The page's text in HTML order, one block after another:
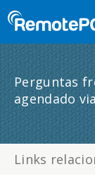
Perguntas
agendado
Links